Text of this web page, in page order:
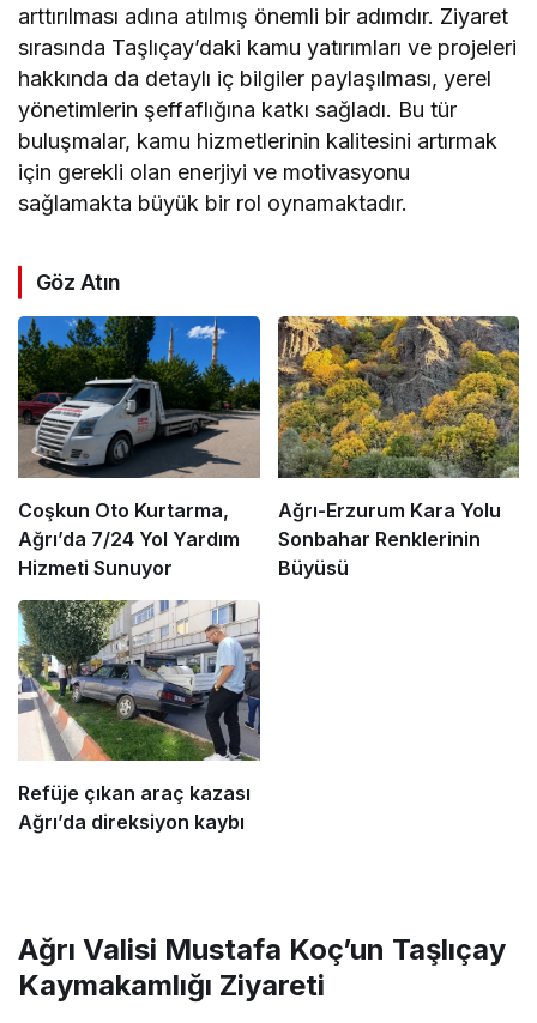
arttırılması adına atılmış önemli bir adımdır. Ziyaret
sırasında Taşlıçay’daki kamu yatırımları ve projeleri
hakkında da detaylı iç bilgiler paylaşılması, yerel
yönetimlerin şeffaflığına katkı sağladı. Bu tür
buluşmalar, kamu hizmetlerinin kalitesini artırmak
için gerekli olan enerjiyi ve motivasyonu
sağlamakta büyük bir rol oynamaktadır.
Göz Atın
Coşkun Oto Kurtarma,
Ağrı’da 7/24 Yol Yardım
Hizmeti Sunuyor
Ağrı-Erzurum Kara Yolu
Sonbahar Renklerinin
Büyüsü
Refüje çıkan araç kazası
Ağrı’da direksiyon kaybı
Ağrı Valisi Mustafa Koç’un Taşlıçay
Kaymakamlığı Ziyareti